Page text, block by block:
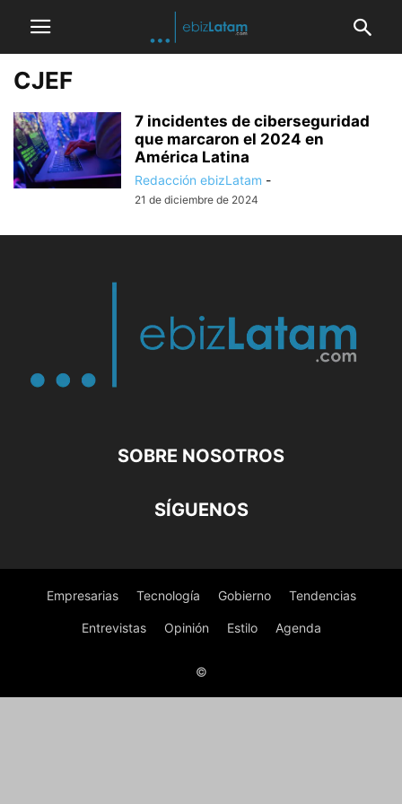
CJEF
7 incidentes de ciberseguridad
que marcaron el 2024 en
América Latina
Redacción ebizLatam -
21 de diciembre de 2024
SOBRE NOSOTROS
SÍGUENOS
Empresarias Tecnología Gobierno Tendencias
Entrevistas Opinión Estilo Agenda
©